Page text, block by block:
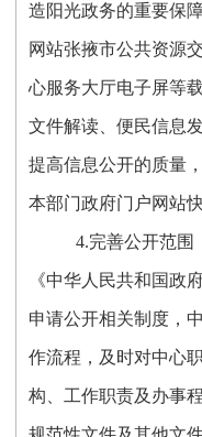
造阳光政务的重要保
网站张掖市公共资源
心服务大厅电子屏等
文件解读、便民信息
提高信息公开的质量
本部门政府门户网站快
4.完善公开范围
《中华人民共和国政
申请公开相关制度，
作流程，及时对中心
构、工作职责及办事